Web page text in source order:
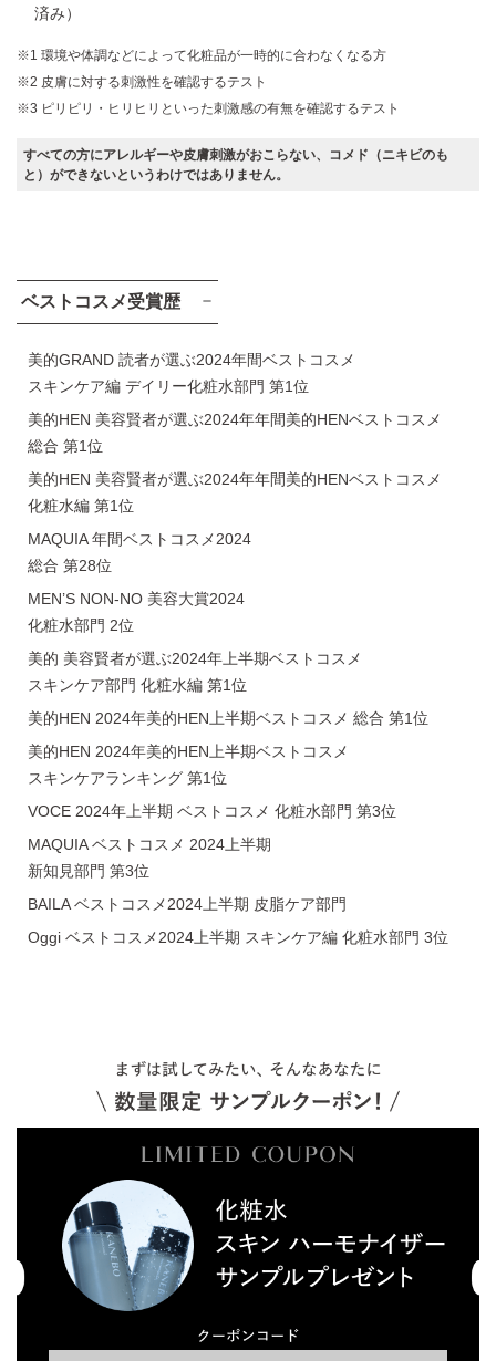
済み）
環境や体調などによって化粧品が一時的に合わなくなる方
皮膚に対する刺激性を確認するテスト
ピリピリ・ヒリヒリといった刺激感の有無を確認するテスト
すべての方にアレルギーや皮膚刺激がおこらない、コメド（ニキビのも
と）ができないというわけではありません。
ベストコスメ受賞歴
美的GRAND 読者が選ぶ2024年間ベストコスメ
スキンケア編 デイリー化粧水部門 第1位
美的HEN 美容賢者が選ぶ2024年年間美的HENベストコスメ
総合 第1位
美的HEN 美容賢者が選ぶ2024年年間美的HENベストコスメ
化粧水編 第1位
MAQUIA 年間ベストコスメ2024
総合 第28位
MEN’S NON-NO 美容大賞2024
化粧水部門 2位
美的 美容賢者が選ぶ2024年上半期ベストコスメ
スキンケア部門 化粧水編 第1位
美的HEN 2024年美的HEN上半期ベストコスメ 総合 第1位
美的HEN 2024年美的HEN上半期ベストコスメ
スキンケアランキング 第1位
VOCE 2024年上半期 ベストコスメ 化粧水部門 第3位
MAQUIA ベストコスメ 2024上半期
新知見部門 第3位
BAILA ベストコスメ2024上半期 皮脂ケア部門
Oggi ベストコスメ2024上半期 スキンケア編 化粧水部門 3位